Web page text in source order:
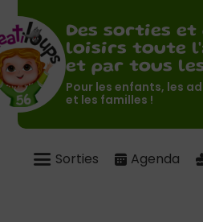
Des sorties et
loisirs toute
et par tous
Pour les enfants, les
et les familles !
Sorties Agenda